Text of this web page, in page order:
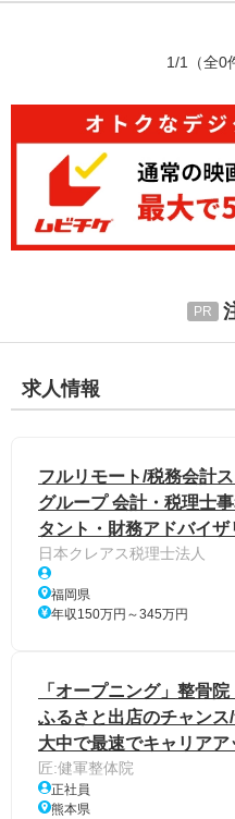
1/1 （全0
求人情報
フルリモート/税務会計
グループ 会計・税理士
タント・財務アドバイザ
日本クレアス税理士法人
福岡県
年収150万円～345万円
「オープニング」整骨
ふるさと出店のチャン
大中で最速でキャリア
匠:健軍整体院
正社員
熊本県